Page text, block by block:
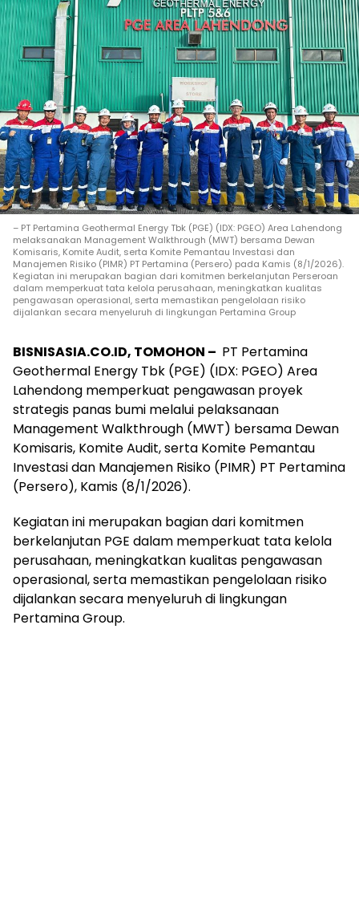
– PT Pertamina Geothermal Energy Tbk (PGE) (IDX: PGEO) Area Lahendong
melaksanakan Management Walkthrough (MWT) bersama Dewan
Komisaris, Komite Audit, serta Komite Pemantau Investasi dan
Manajemen Risiko (PIMR) PT Pertamina (Persero) pada Kamis (8/1/2026).
Kegiatan ini merupakan bagian dari komitmen berkelanjutan Perseroan
dalam memperkuat tata kelola perusahaan, meningkatkan kualitas
pengawasan operasional, serta memastikan pengelolaan risiko
dijalankan secara menyeluruh di lingkungan Pertamina Group
BISNISASIA.CO.ID, TOMOHON – PT Pertamina
Geothermal Energy Tbk (PGE) (IDX: PGEO) Area
Lahendong memperkuat pengawasan proyek
strategis panas bumi melalui pelaksanaan
Management Walkthrough (MWT) bersama Dewan
Komisaris, Komite Audit, serta Komite Pemantau
Investasi dan Manajemen Risiko (PIMR) PT Pertamina
(Persero), Kamis (8/1/2026).
Kegiatan ini merupakan bagian dari komitmen
berkelanjutan PGE dalam memperkuat tata kelola
perusahaan, meningkatkan kualitas pengawasan
operasional, serta memastikan pengelolaan risiko
dijalankan secara menyeluruh di lingkungan
Pertamina Group.